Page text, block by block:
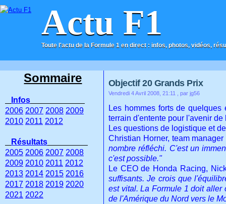
Actu F1
Toute l'actu de la Formule 1 en direct : infos, photos, vidéos,
ACCUEIL CONTACT
Objectif 20 Grands Prix
Vendredi 4 Avril 2008, 21:11 , par jg56
Les hommes forts de
terrain d'entente pour l'avenir de
Les questions de logistique et
Christian Horner, team
nombre réfléchi. C'est un
c'est possible."
Le CEO de Honda Racing,
suffisants. Je crois que
est vital. La Formule 1 doit aller
de l'Amérique du Nord vers le
Sommaire
Infos
2006 2007 2008 2009
2010 2011 2012
Résultats
2005 2006 2007 2008
2009 2010 2011 2012
2013 2014 2015 2016
2017 2018 2019 2020
2021 2022